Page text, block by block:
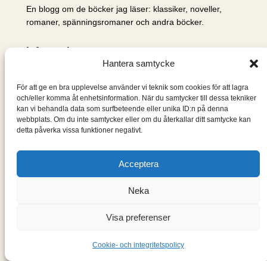
Hantera samtycke
För att ge en bra upplevelse använder vi teknik som cookies för att lagra
och/eller komma åt enhetsinformation. När du samtycker till dessa tekniker
kan vi behandla data som surfbeteende eller unika ID:n på denna
webbplats. Om du inte samtycker eller om du återkallar ditt samtycke kan
detta påverka vissa funktioner negativt.
Acceptera
Neka
Visa preferenser
Cookie- och integritetspolicy
En blogg om de böcker jag läser: klassiker, noveller,
romaner, spänningsromaner och andra böcker.
Information
Om mig & om bloggen
S
ö
k
WordPress